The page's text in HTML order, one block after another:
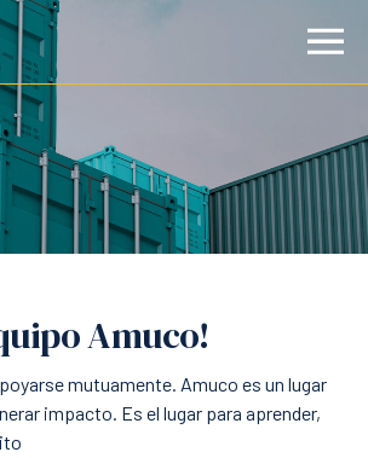
Amuco!
mutuamente. Amuco es un lugar
impacto. Es el lugar para aprender,